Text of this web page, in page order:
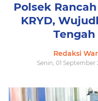
Polsek
KRYD,
Redaksi
Senin, 01 September